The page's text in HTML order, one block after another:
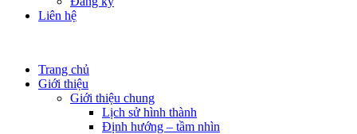
Liên hệ
Trang chủ
Giới thiệu
Giới thiệu chung
Lịch sử hình thành
Định hướng – tầm nhìn